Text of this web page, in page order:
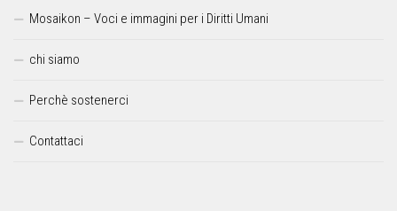
Mosaikon – Voci e immagini per i Diritti Umani
chi siamo
Perchè sostenerci
Contattaci